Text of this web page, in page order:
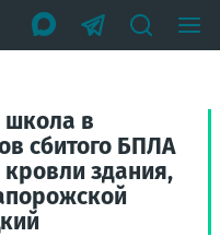
школа в
сбитого БПЛА
здания,